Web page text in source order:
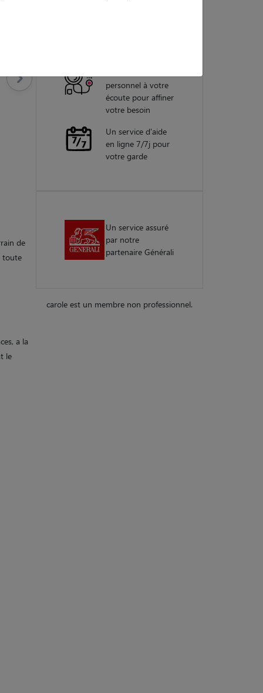
de
toute
a la
le
personnel à votre
écoute pour affiner
votre besoin
Un service d'aide
en ligne 7/7j pour
votre garde
Un service assuré
par notre
partenaire Générali
carole est un membre non professionnel.